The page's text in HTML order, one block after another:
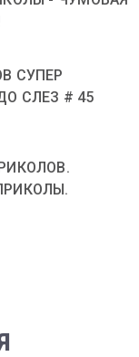
СУПЕР
СЛЕЗ # 45